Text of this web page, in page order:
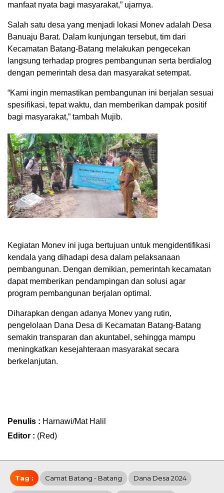
manfaat nyata bagi masyarakat,” ujarnya.
Salah satu desa yang menjadi lokasi Monev adalah Desa
Banuaju Barat. Dalam kunjungan tersebut, tim dari
Kecamatan Batang-Batang melakukan pengecekan
langsung terhadap progres pembangunan serta berdialog
dengan pemerintah desa dan masyarakat setempat.
“Kami ingin memastikan pembangunan ini berjalan sesuai
spesifikasi, tepat waktu, dan memberikan dampak positif
bagi masyarakat,” tambah Mujib.
Kegiatan Monev ini juga bertujuan untuk mengidentifikasi
kendala yang dihadapi desa dalam pelaksanaan
pembangunan. Dengan demikian, pemerintah kecamatan
dapat memberikan pendampingan dan solusi agar
program pembangunan berjalan optimal.
Diharapkan dengan adanya Monev yang rutin,
pengelolaan Dana Desa di Kecamatan Batang-Batang
semakin transparan dan akuntabel, sehingga mampu
meningkatkan kesejahteraan masyarakat secara
berkelanjutan.
Penulis : Harnawi/Mat Halil
Editor : (Red)
Tag : Camat Batang - Batang Dana Desa 2024